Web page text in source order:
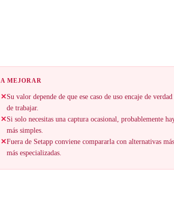
A MEJORAR
✕Su valor depende de que ese caso de uso encaje de
de trabajar.
✕Si solo necesitas una captura ocasional, probablemente
más simples.
✕Fuera de Setapp conviene compararla con alternativas
más especializadas.